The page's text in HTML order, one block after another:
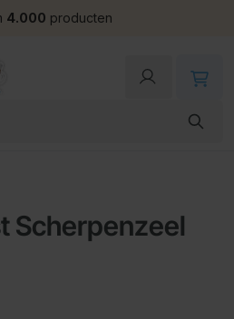
4.000 producten
Scherpenzeel